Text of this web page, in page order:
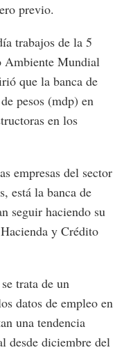
previo.
trabajos de la 5
Ambiente Mundial
que la banca de
pesos (mdp) en
en los
empresas del sector
está la banca de
seguir haciendo su
y Crédito
trata de un
datos de empleo en
una tendencia
desde diciembre del